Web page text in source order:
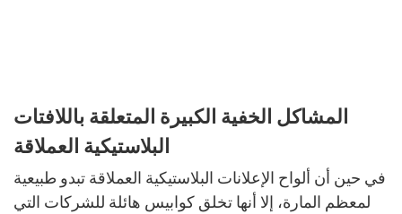
المشاكل الخفية الكبيرة المتعلقة باللافتات
البلاستيكية العملاقة
في حين أن ألواح الإعلانات البلاستيكية العملاقة تبدو طبيعية
لمعظم المارة، إلا أنها تخلق كوابيس هائلة للشركات التي